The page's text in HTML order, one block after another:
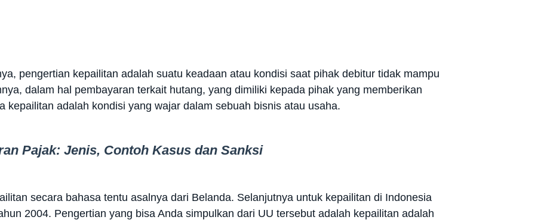
pengertian kepailitan adalah suatu keadaan atau kondisi saat pihak debitur tidak mampu
dalam hal pembayaran terkait hutang, yang dimiliki kepada pihak yang memberikan
kepailitan adalah kondisi yang wajar dalam sebuah bisnis atau usaha.
Pajak: Jenis, Contoh Kasus dan Sanksi
secara bahasa tentu asalnya dari Belanda. Selanjutnya untuk kepailitan di Indonesia
2004. Pengertian yang bisa Anda simpulkan dari UU tersebut adalah kepailitan adalah